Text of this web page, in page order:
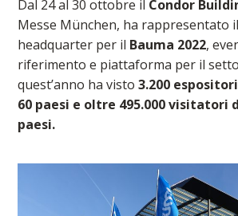
Dal 24 al 30 ottobre il Condor
Messe München, ha rappresentato
headquarter per il Bauma 2022,
riferimento e piattaforma per il
quest’anno ha visto 3.200
60 paesi e oltre 495.000 visitatori
paesi.